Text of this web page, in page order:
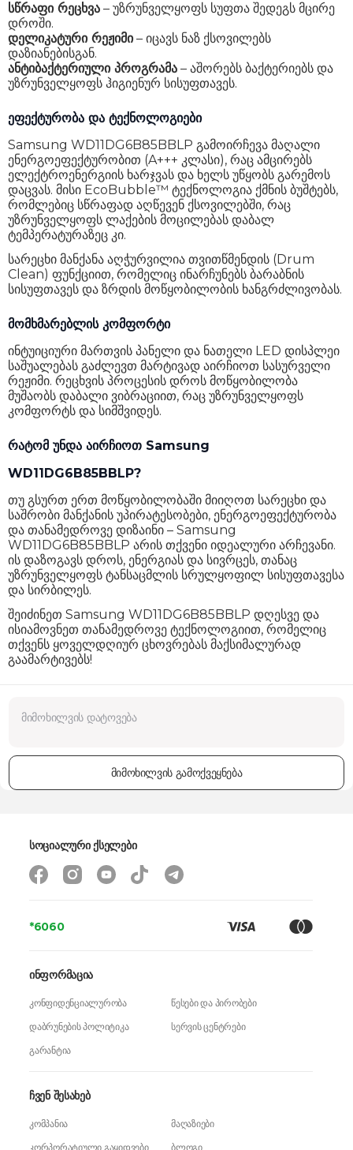
გარანტია
სწრაფი რეცხვა – უზრუნველყოფს სუფთა შედეგს მცირე
დროში.
დელიკატური რეჟიმი– იცავს ნაზ ქსოვილებს
დაზიანებისგან.
ანტიბაქტერიული პროგრამა – აშორებს ბაქტერიებს და
უზრუნველყოფს ჰიგიენურ სისუფთავეს.
ეფექტურობა და ტექნოლოგიები
Samsung WD11DG6B85BBLP გამოირჩევა მაღალი
ენერგოეფექტურობით (A+++ კლასი), რაც ამცირებს
ელექტროენერგიის ხარჯვას და ხელს უწყობს გარემოს
დაცვას. მისი EcoBubble™ ტექნოლოგია ქმნის ბუშტებს,
რომლებიც სწრაფად აღწევენ ქსოვილებში, რაც
უზრუნველყოფს ლაქების მოცილებას დაბალ
ტემპერატურაზეც კი.
სარეცხი მანქანა აღჭურვილია თვითწმენდის (Drum
Clean) ფუნქციით, რომელიც ინარჩუნებს ბარაბნის
სისუფთავეს და ზრდის მოწყობილობის ხანგრძლივობას.
მომხმარებლის კომფორტი
ინტუიციური მართვის პანელი და ნათელი LED დისპლეი
საშუალებას გაძლევთ მარტივად აირჩიოთ სასურველი
რეჟიმი. რეცხვის პროცესის დროს მოწყობილობა
მუშაობს დაბალი ვიბრაციით, რაც უზრუნველყოფს
კომფორტს და სიმშვიდეს.
რატომ უნდა აირჩიოთ Samsung
WD11DG6B85BBLP?
თუ გსურთ ერთ მოწყობილობაში მიიღოთ სარეცხი და
საშრობი მანქანის უპირატესობები, ენერგოეფექტურობა
და თანამედროვე დიზაინი – Samsung
WD11DG6B85BBLP არის თქვენი იდეალური არჩევანი.
ის დაზოგავს დროს, ენერგიას და სივრცეს, თანაც
უზრუნველყოფს ტანსაცმლის სრულყოფილ სისუფთავესა
და სირბილეს.
შეიძინეთ Samsung WD11DG6B85BBLP დღესვე და
ისიამოვნეთ თანამედროვე ტექნოლოგიით, რომელიც
თქვენს ყოველდღიურ ცხოვრებას მაქსიმალურად
გაამარტივებს!
მიმოხილვის გამოქვეყნება
*6060
ჩვენ შესახებ
კომპანია
მაღაზიები
კორპორატიული გაყიდვები
ბლოგი
ინფორმაცია
კონფიდენციალურობა
წესები და პირობები
დაბრუნების პოლიტიკა
სერვის ცენტრები
გარანტია
სოციალური ქსელები